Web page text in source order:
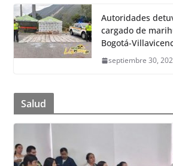
Autoridades
cargado de
Bogotá-
septiembre 30,
Salud